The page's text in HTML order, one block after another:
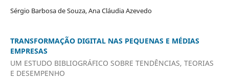
Sérgio Barbosa de Souza, Ana Cláudia Azevedo
TRANSFORMAÇÃO DIGITAL NAS PEQUENAS E MÉDIAS
EMPRESAS
UM ESTUDO BIBLIOGRÁFICO SOBRE TENDÊNCIAS, TEORIAS
E DESEMPENHO